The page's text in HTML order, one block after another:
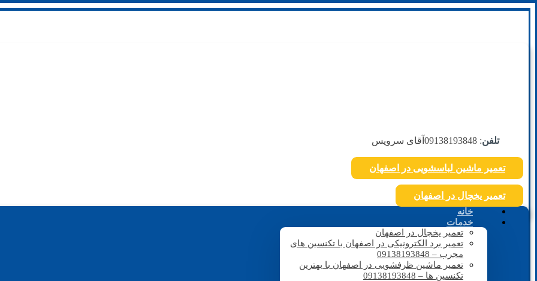
تلفن: 09138193848 آقای سرویس
تعمیر ماشین لباسشویی در اصفهان
تعمیر یخچال در اصفهان
خانه
خدمات
تعمیر یخچال در اصفهان
تعمیر برد الکترونیکی در اصفهان با تکنسین های
مجرب – 09138193848
تعمیر ماشین ظرفشویی در اصفهان با بهترین
تکنسین ها – 09138193848